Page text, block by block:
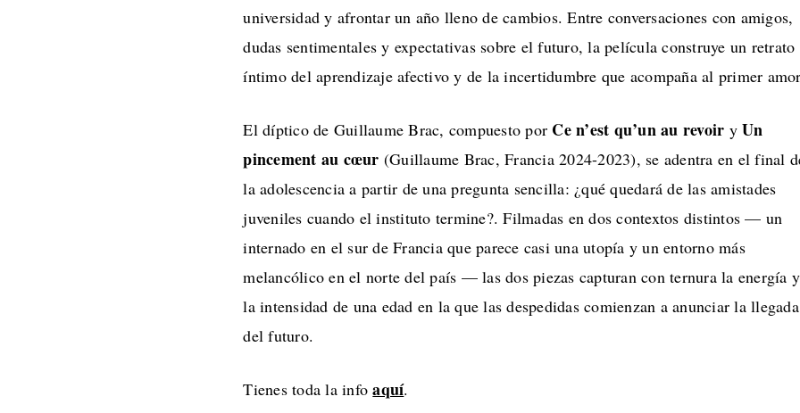
universidad y afrontar un año lleno de cambios. Entre conversaciones con amigos,
dudas sentimentales y expectativas sobre el futuro, la película construye un retrato
íntimo del aprendizaje afectivo y de la incertidumbre que acompaña al primer
El díptico de Guillaume Brac, compuesto por Ce n’est qu’un au revoir yUn
pincement au cœur (Guillaume Brac, Francia 2024-2023), se adentra en el final
la adolescencia a partir de una pregunta sencilla: ¿qué quedará de las amistades
juveniles cuando el instituto termine?. Filmadas en dos contextos distintos — un
internado en el sur de Francia que parece casi una utopía y un entorno más
melancólico en el norte del país — las dos piezas capturan con ternura la energía y
la intensidad de una edad en la que las despedidas comienzan a anunciar la llegada
del futuro.
Tienes toda la infoaquí.